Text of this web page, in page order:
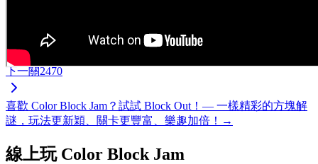
下一關2470
喜歡 Color Block Jam？試試 Block Out！— 一樣精彩的方塊解
謎，玩法更新穎、關卡更豐富、樂趣加倍！→
線上玩 Color Block Jam